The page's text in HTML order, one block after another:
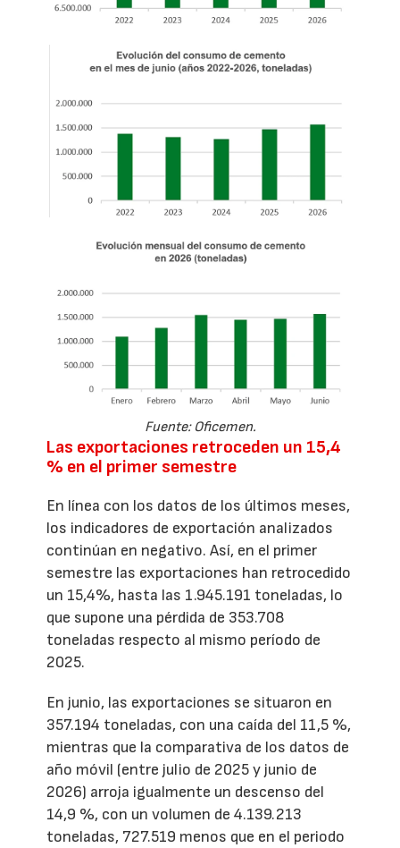
Fuente: Oficemen.
Las exportaciones retroceden un 15,4
% en el primer semestre
En línea con los datos de los últimos meses,
los indicadores de exportación analizados
continúan en negativo. Así, en el primer
semestre las exportaciones han retrocedido
un 15,4%, hasta las 1.945.191 toneladas, lo
que supone una pérdida de 353.708
toneladas respecto al mismo período de
2025.
En junio, las exportaciones se situaron en
357.194 toneladas, con una caída del 11,5 %,
mientras que la comparativa de los datos de
año móvil (entre julio de 2025 y junio de
2026) arroja igualmente un descenso del
14,9 %, con un volumen de 4.139.213
toneladas, 727.519 menos que en el periodo